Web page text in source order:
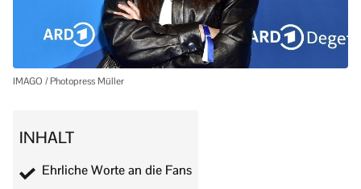
IMAGO / Photopress Müller
INHALT
Ehrliche Worte an die Fans